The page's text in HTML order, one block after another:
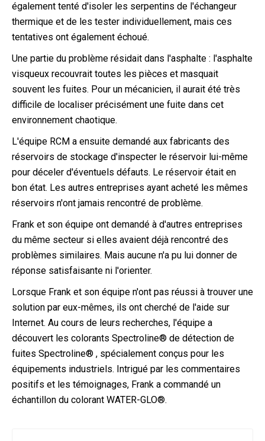
également tenté d'isoler les serpentins de l'échangeur
thermique et de les tester individuellement, mais ces
tentatives ont également échoué.
Une partie du problème résidait dans l'asphalte : l'asphalte
visqueux recouvrait toutes les pièces et masquait
souvent les fuites. Pour un mécanicien, il aurait été très
difficile de localiser précisément une fuite dans cet
environnement chaotique.
L'équipe RCM a ensuite demandé aux fabricants des
réservoirs de stockage d'inspecter le réservoir lui-même
pour déceler d'éventuels défauts. Le réservoir était en
bon état. Les autres entreprises ayant acheté les mêmes
réservoirs n'ont jamais rencontré de problème.
Frank et son équipe ont demandé à d'autres entreprises
du même secteur si elles avaient déjà rencontré des
problèmes similaires. Mais aucune n'a pu lui donner de
réponse satisfaisante ni l'orienter.
Lorsque Frank et son équipe n'ont pas réussi à trouver une
solution par eux-mêmes, ils ont cherché de l'aide sur
Internet. Au cours de leurs recherches, l'équipe a
découvert les colorants Spectroline® de détection de
fuites Spectroline® , spécialement conçus pour les
équipements industriels. Intrigué par les commentaires
positifs et les témoignages, Frank a commandé un
échantillon du colorant WATER-GLO®.